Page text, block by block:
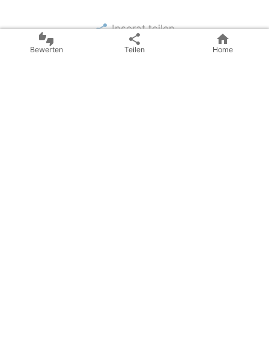
share Inserat teilen
thumbs_up_down
Bewerten
share
Teilen
home
Home